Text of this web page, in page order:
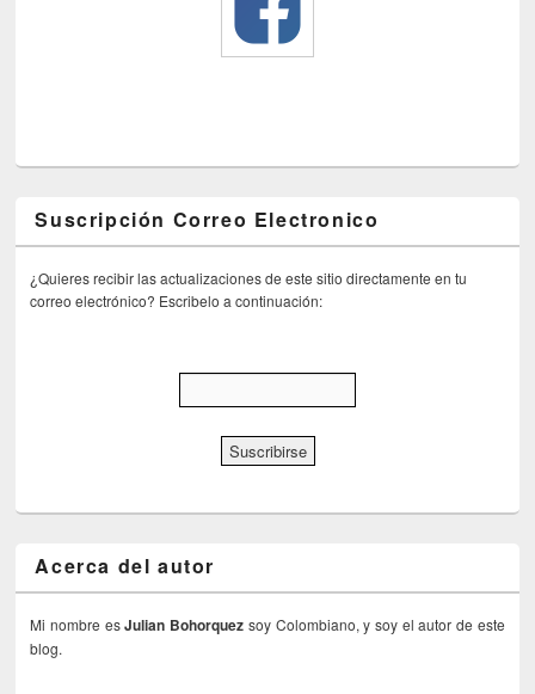
Suscripción Correo Electronico
¿Quieres recibir las actualizaciones de este sitio directamente en tu
correo electrónico? Escribelo a continuación:
Acerca del autor
Mi nombre esJulian Bohorquez soy Colombiano, y soy el autor de este
blog.